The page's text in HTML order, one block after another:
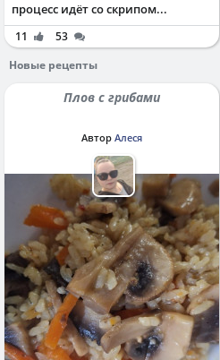
процесс идёт со скрипом...
11
53
Новые рецепты
Плов с грибами
Автор Алеся